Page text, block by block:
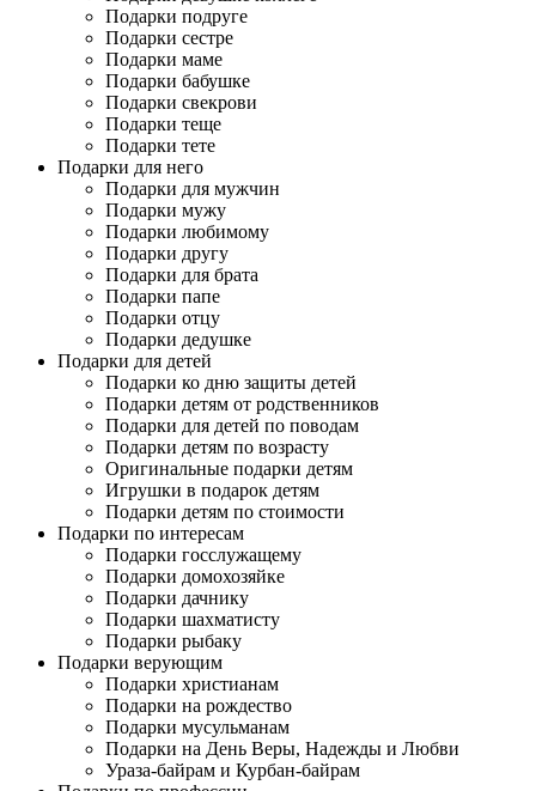
Подарки подруге
Подарки сестре
Подарки маме
Подарки бабушке
Подарки свекрови
Подарки теще
Подарки тете
Подарки для него
Подарки для мужчин
Подарки мужу
Подарки любимому
Подарки другу
Подарки для брата
Подарки папе
Подарки отцу
Подарки дедушке
Подарки для детей
Подарки ко дню защиты детей
Подарки детям от родственников
Подарки для детей по поводам
Подарки детям по возрасту
Оригинальные подарки детям
Игрушки в подарок детям
Подарки детям по стоимости
Подарки по интересам
Подарки госслужащему
Подарки домохозяйке
Подарки дачнику
Подарки шахматисту
Подарки рыбаку
Подарки верующим
Подарки христианам
Подарки на рождество
Подарки мусульманам
Подарки на День Веры, Надежды и Любви
Ураза-байрам и Курбан-байрам